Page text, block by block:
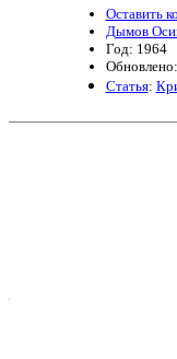
Оставить
Дымов
Год: 1964
Статья: